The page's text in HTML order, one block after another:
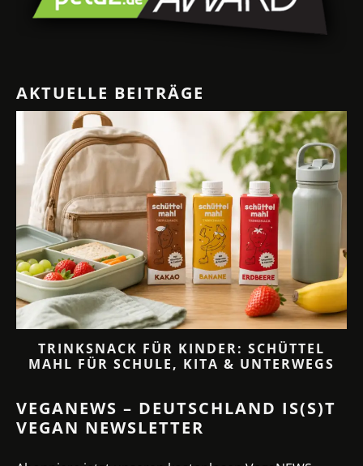
AKTUELLE BEITRÄGE
TRINKSNACK FÜR KINDER: SCHÜTTEL
MAHL FÜR SCHULE, KITA & UNTERWEGS
VEGANEWS – DEUTSCHLAND IS(S)T
VEGAN NEWSLETTER